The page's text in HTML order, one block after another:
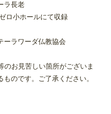
ラ長老
ロ小ホールにて収録
ーラワーダ仏教協会
お見苦しい箇所がございま
のです。ご了承ください。